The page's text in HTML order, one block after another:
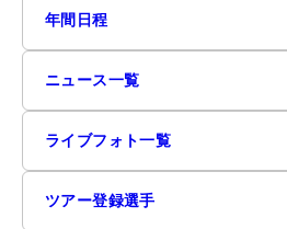
年間日程
ニュース一覧
ライブフォト一覧
ツアー登録選手